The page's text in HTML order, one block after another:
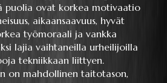
puolia ovat korkea motivaatio
aikaansaavuus, hyvät
työmoraali ja vankka
lajia vaihtaneilla urheilijoilla
tekniikkaan liittyen.
on mahdollinen taitotason,